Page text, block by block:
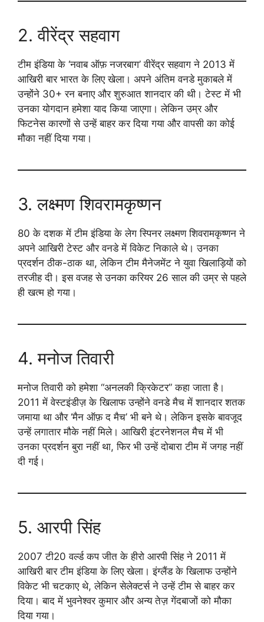
2. वीरेंद्र सहवाग
टीम इंडिया के ‘नवाब ऑफ़ नजरबाग’ वीरेंद्र सहवाग ने 2013 में
आखिरी बार भारत के लिए खेला। अपने अंतिम वनडे मुकाबले में
उन्होंने 30+ रन बनाए और शुरुआत शानदार की थी। टेस्ट में भी
उनका योगदान हमेशा याद किया जाएगा। लेकिन उम्र और
फिटनेस कारणों से उन्हें बाहर कर दिया गया और वापसी का कोई
मौका नहीं दिया गया।
3. लक्ष्मण शिवरामकृष्णन
80 के दशक में टीम इंडिया के लेग स्पिनर लक्ष्मण शिवरामकृष्णन ने
अपने आखिरी टेस्ट और वनडे में विकेट निकाले थे। उनका
प्रदर्शन ठीक-ठाक था, लेकिन टीम मैनेजमेंट ने युवा खिलाड़ियों को
तरजीह दी। इस वजह से उनका करियर 26 साल की उम्र से पहले
ही खत्म हो गया।
4. मनोज तिवारी
मनोज तिवारी को हमेशा “अनलकी क्रिकेटर” कहा जाता है।
2011 में वेस्टइंडीज़ के खिलाफ उन्होंने वनडे मैच में शानदार शतक
जमाया था और ‘मैन ऑफ़ द मैच’ भी बने थे। लेकिन इसके बावजूद
उन्हें लगातार मौके नहीं मिले। आखिरी इंटरनेशनल मैच में भी
उनका प्रदर्शन बुरा नहीं था, फिर भी उन्हें दोबारा टीम में जगह नहीं
दी गई।
5. आरपी सिंह
2007 टी20 वर्ल्ड कप जीत के हीरो आरपी सिंह ने 2011 में
आखिरी बार टीम इंडिया के लिए खेला। इंग्लैंड के खिलाफ उन्होंने
विकेट भी चटकाए थे, लेकिन सेलेक्टर्स ने उन्हें टीम से बाहर कर
दिया। बाद में भुवनेश्वर कुमार और अन्य तेज़ गेंदबाजों को मौका
दिया गया।